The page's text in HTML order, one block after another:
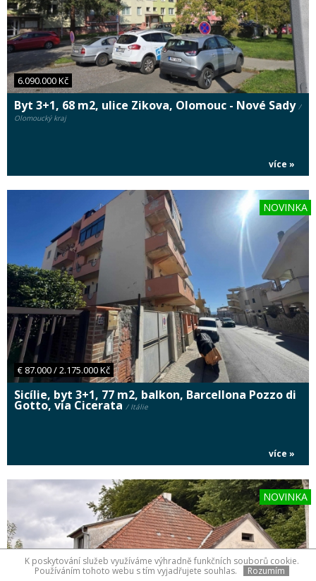
6.090.000 Kč
Byt 3+1, 68 m2, ulice Zikova, Olomouc - Nové Sady /
Olomoucký kraj
více »
€ 87.000 / 2.175.000 Kč
NOVINKA
Sicílie, byt 3+1, 77 m2, balkon, Barcellona Pozzo di
Gotto, via Cicerata / Itálie
více »
NOVINKA
K poskytování služeb využíváme výhradně funkčních souborů cookie.
Používáním tohoto webu s tím vyjadřujete souhlas.
Rozumím